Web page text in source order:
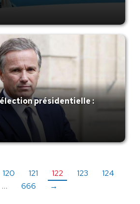
présidentielle :
120 121 122 123
124
…
666 →